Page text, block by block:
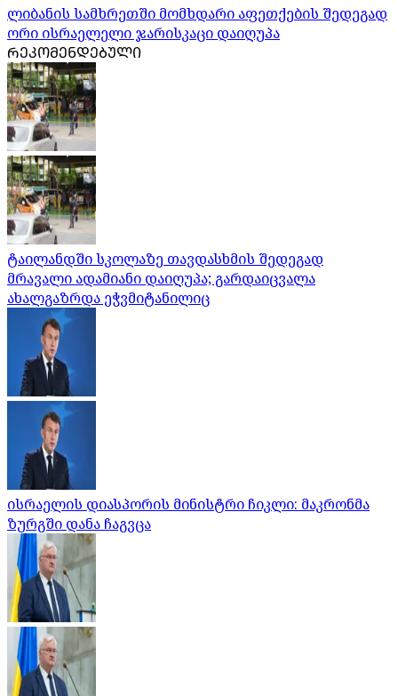
ლიბანის სამხრეთში მომხდარი აფეთქების შედეგად
ორი ისრაელელი ჯარისკაცი დაიღუპა
ᲠᲔᲙᲝᲛᲔᲜᲓᲔᲑᲣᲚᲘ
ტაილანდში სკოლაზე თავდასხმის შედეგად
მრავალი ადამიანი დაიღუპა; გარდაიცვალა
ახალგაზრდა ეჭვმიტანილიც
ისრაელის დიასპორის მინისტრი ჩიკლი: მაკრონმა
ზურგში დანა ჩაგვცა